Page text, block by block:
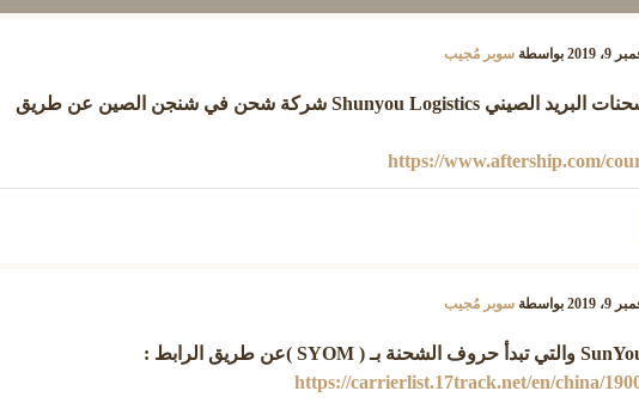
9، 2019 بواسطةسوبر مُجيب
يمكن تتبع شحنات البريد الصيني Shunyou Logistics شركة شحن في شنجن الصين عن طريق
https://www.aftership.com/
9، 2019 بواسطةسوبر مُجيب
https://carrierlist.17track.net/en/china/